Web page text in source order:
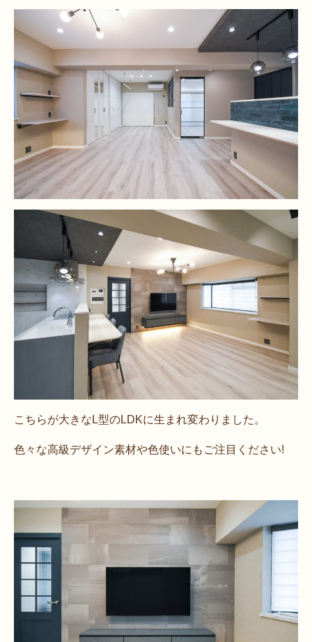
こちらが大きなL型のLDKに生まれ変わりました。
色々な高級デザイン素材や色使いにもご注目ください!